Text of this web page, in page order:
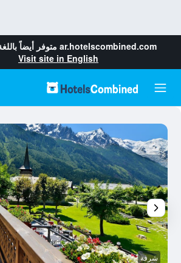
ar.hotelscombined.com متوفر أيضاً
Visit site in English
شرفة